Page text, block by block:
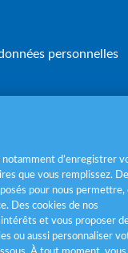
personnelles
5 fruits et
d’enregistrer
que vous remplissez.
pour nous permettre,
Des cookies de nos
et vous proposer
ou aussi personnaliser